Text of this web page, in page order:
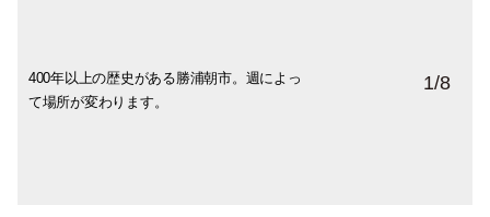
400年以上の歴史がある勝浦朝市。週によっ
て場所が変わります。
ミョウガを購入したお店にて。カートをひ
いた常連さんもやってきました。
眺めていたら次々と運び込まれて来まし
た。フレッシュで安い、さすが朝市。
もちろん干物もたくさん並んでいます。
思わず足をとめた真っ赤なトマト。とーっ
ても甘くておいしかったです！
近くにある大学の留学生と思しき学生さん
の英会話コーナー。
コーヒー屋さんも出店。ほかに、パン屋さ
ん、おにぎりやさんなども。
「こら、どきなさーい！」とおばあちゃん
たちが下からせっついても、すーんとどこ
1/8